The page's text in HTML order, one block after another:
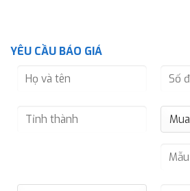
YÊU CẦU BÁO GIÁ